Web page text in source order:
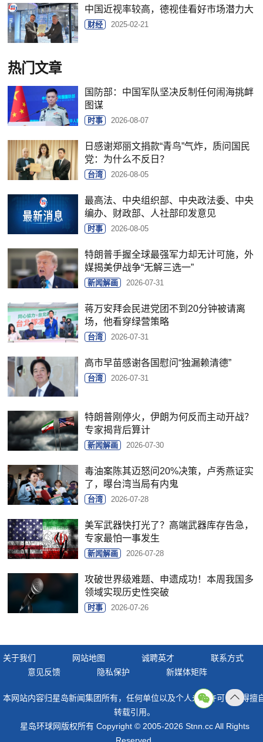
中国近视率较高，德视佳看好市场潜力大
财经 2025-02-21
热门文章
国防部：中国军队坚决反制任何闹海挑衅
图谋
时事 2026-08-07
日感谢郑丽文捐款“青鸟”气炸，质问国民
党：为什么不反日？
台湾 2026-08-05
最高法、中央组织部、中央政法委、中央
编办、财政部、人社部印发意见
时事 2026-08-05
特朗普手握全球最强军力却无计可施，外
媒揭美伊战争“无解三选一”
新闻解画 2026-07-31
蒋万安拜会民进党团不到20分钟被请离
场，他看穿绿营策略
台湾 2026-07-31
高市早苗感谢各国慰问“独漏赖清德”
台湾 2026-07-31
特朗普刚停火，伊朗为何反而主动开战？
专家揭背后算计
新闻解画 2026-07-30
毒油案陈其迈怒问20%决策，卢秀燕证实
了，曝台湾当局有内鬼
台湾 2026-07-28
美军武器快打光了？高端武器库存告急，
专家最怕一事发生
新闻解画 2026-07-28
攻破世界级难题、申遗成功！本周我国多
领域实现历史性突破
时事 2026-07-26
关于我们 网站地图 诚聘英才
联系方式
意见反馈
隐私保护 新媒体矩阵
本网站内容归星岛新闻集团所有，任何单位以及个人未经许可，不得擅
转载引用。
星岛环球网版权所有 Copyright © 2005-2026 Stnn.cc All Rights
Reserved.
顶部